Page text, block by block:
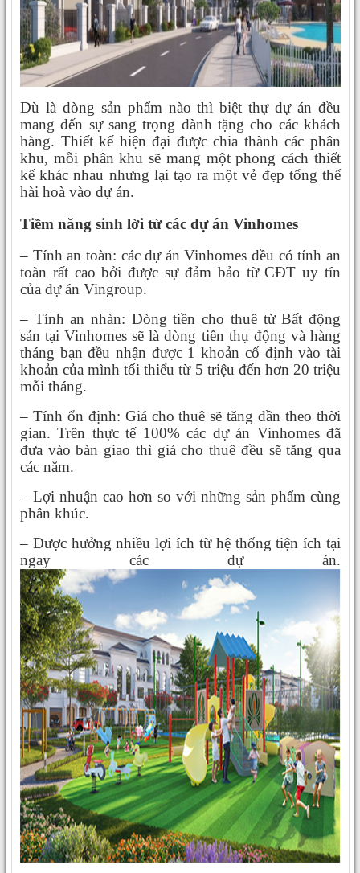
Dù là dòng sản phẩm nào thì biệt thự dự án đều
mang đến sự sang trọng dành tặng cho các khách
hàng. Thiết kế hiện đại được chia thành các phân
khu, mỗi phân khu sẽ mang một phong cách thiết
kế khác nhau nhưng lại tạo ra một vẻ đẹp tổng thể
hài hoà vào dự án.
Tiềm năng sinh lời từ các dự án Vinhomes
– Tính an toàn: các dự án Vinhomes đều có tính an
toàn rất cao bởi được sự đảm bảo từ CĐT uy tín
của dự án Vingroup.
– Tính an nhàn: Dòng tiền cho thuê từ Bất động
sản tại Vinhomes sẽ là dòng tiền thụ động và hàng
tháng bạn đều nhận được 1 khoản cố định vào tài
khoản của mình tối thiểu từ 5 triệu đến hơn 20 triệu
mỗi tháng.
– Tính ổn định: Giá cho thuê sẽ tăng dần theo thời
gian. Trên thực tế 100% các dự án Vinhomes đã
đưa vào bàn giao thì giá cho thuê đều sẽ tăng qua
các năm.
– Lợi nhuận cao hơn so với những sản phẩm cùng
phân khúc.
– Được hưởng nhiều lợi ích từ hệ thống tiện ích tại
ngay các dự án.